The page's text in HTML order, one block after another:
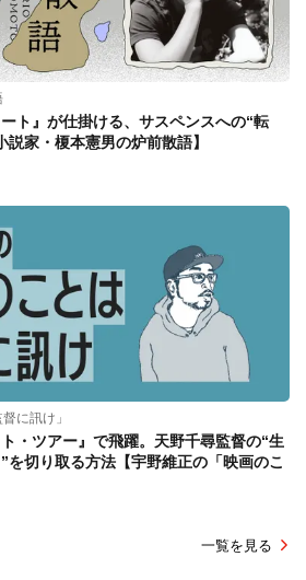
ト』が仕掛ける、サスペンスへの“転
家・榎本憲男の炉前散語】
に訊け」
・ツアー』で飛躍。天野千尋監督の“生
を切り取る方法【宇野維正の「映画のこ
一覧を見る